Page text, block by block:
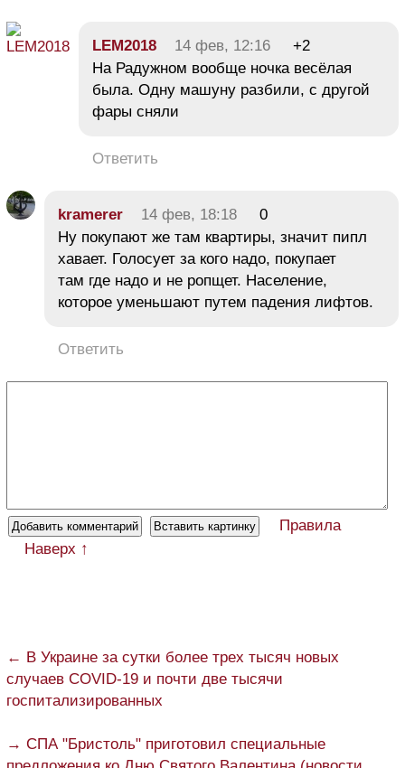
LEM2018 14 фев, 12:16
+2
На Радужном вообще ночка весёлая
была. Одну машуну разбили, с другой
фары сняли
Ответить
kramerer 14 фев, 18:18
0
Ну покупают же там квартиры, значит пипл
хавает. Голосует за кого надо, покупает
там где надо и не ропщет. Население,
которое уменьшают путем падения лифтов.
Ответить
Правила
Наверх ↑
← В Украине за сутки более трех тысяч новых
случаев COVID-19 и почти две тысячи
госпитализированных
→ СПА "Бристоль" приготовил специальные